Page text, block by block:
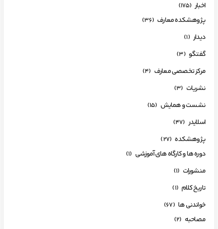
اخبار (175)
پژوهشکده معارف (36)
دیدار (1)
گفتگو (3)
مرکز تخصصی معارف (4)
نشریات (3)
نشست و همایش (15)
اسلایدر (47)
پژوهشکده (27)
دوره ها و کارگاه های آموزشی (1)
منشورات (1)
تاریخ کلام (1)
خواندنی ها (67)
مصاحبه (2)